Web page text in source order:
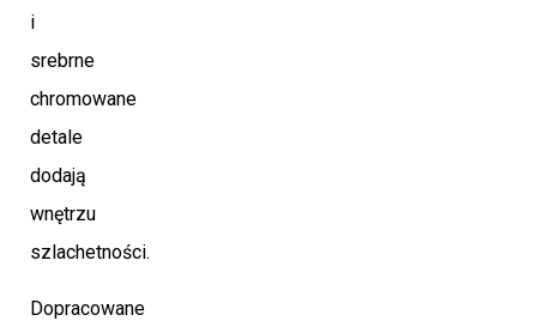
i
srebrne
chromowane
detale
dodają
wnętrzu
szlachetności.
Dopracowane